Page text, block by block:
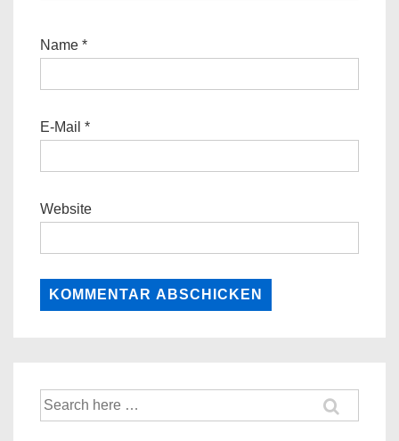
Name *
E-Mail *
Website
Suche
nach: